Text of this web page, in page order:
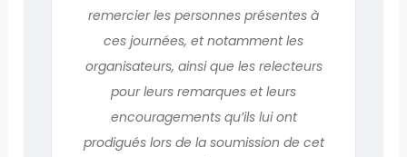
remercier les personnes présentes à
ces journées, et notamment les
organisateurs, ainsi que les relecteurs
pour leurs remarques et leurs
encouragements qu’ils lui ont
prodigués lors de la soumission de cet